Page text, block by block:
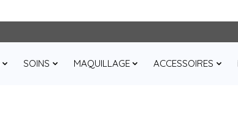
SOINS MAQUILLAGE ACCESSOIRES